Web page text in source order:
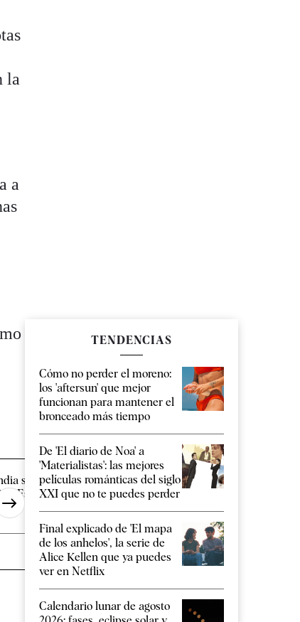
la
a
se une a Italia para
a España del espacio
Colapso en Ceuta
TENDENCIAS
Cómo no perder el moreno:
los 'aftersun' que mejor
funcionan para mantener el
bronceado más tiempo
De 'El diario de Noa' a
'Materialistas': las mejores
películas románticas del siglo
XXI que no te puedes perder
Final explicado de 'El mapa
de los anhelos', la serie de
Alice Kellen que ya puedes
ver en Netflix
Calendario lunar de agosto